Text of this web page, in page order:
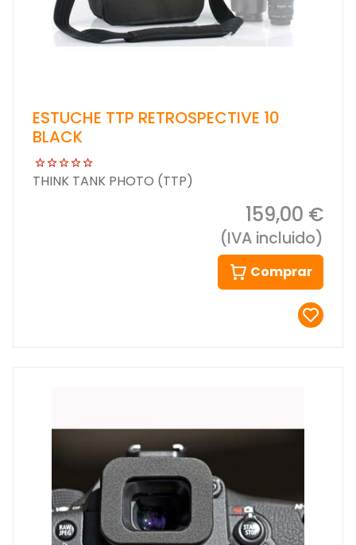
ESTUCHE TTP RETROSPECTIVE 10
BLACK
THINK TANK PHOTO (TTP)
159,00 €
(IVA incluido)
Comprar